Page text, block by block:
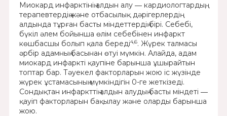
Миокард инфарктінің алдын алу ― кардиологтардың,
терапевтердің және отбасылық дәрігерлердің
алдында тұрған басты міндеттердің бірі. Себебі,
бүкіл әлем бойынша өлім себебінен инфаркт
көшбасшы болып қала береді4,6. Жүрек талмасы
әрбір адамның басынан өтуі мүмкін. Алайда, адам
миокард инфаркті қаупіне барынша ұшырайтын
топтар бар. Тәуекел факторларын жою іс жүзінде
жүрек ұстамасының мүмкіндігін 0-ге жеткізеді.
Сондықтан инфаркттің алдын алудың басты міндеті ―
қауіп факторларын бақылау және оларды барынша
жою.